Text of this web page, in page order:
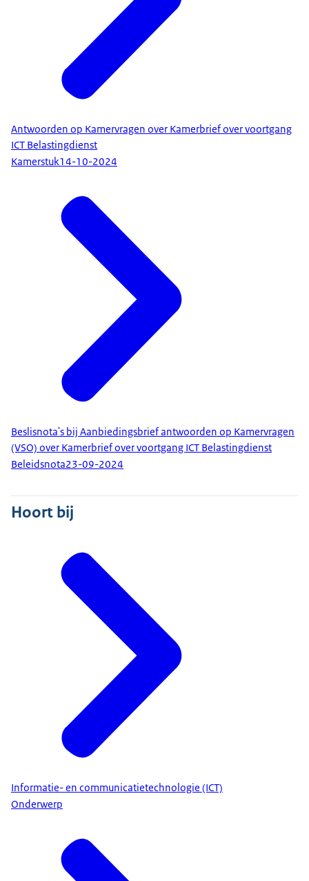
Antwoorden op Kamervragen over Kamerbrief over voortgang
ICT Belastingdienst
Kamerstuk14-10-2024
Beslisnota's bij Aanbiedingsbrief antwoorden op Kamervragen
(VSO) over Kamerbrief over voortgang ICT Belastingdienst
Beleidsnota23-09-2024
Hoort bij
Informatie- en communicatietechnologie (ICT)
Onderwerp